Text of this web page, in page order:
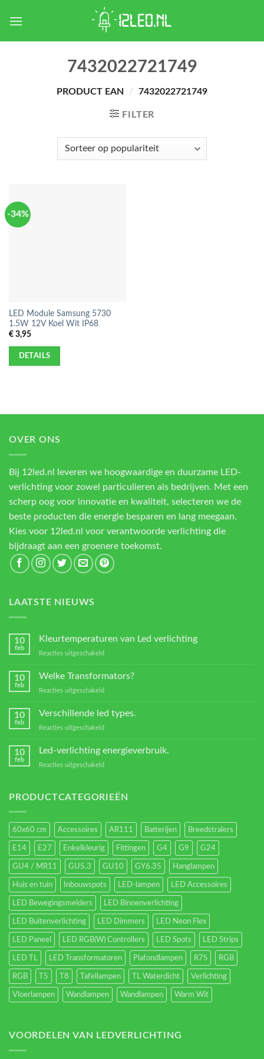
7432022721749
PRODUCT EAN / 7432022721749
FILTER
-34%
LED Module Samsung 5730
1.5W 12V Koel Wit IP68
€3,95
DETAILS
OVER ONS
Bij 12led.nl leveren we hoogwaardige en duurzame LED-
verlichting voor zowel particulieren als bedrijven. Met een
scherp oog voor innovatie en kwaliteit, selecteren we de
beste producten die energie besparen en lang meegaan.
Kies voor 12led.nl voor verantwoorde verlichting die
bijdraagt aan een groenere toekomst.
LAATSTE NIEUWS
10
feb
Kleurtemperaturen van Led verlichting
Reacties uitgeschakeld
verlichting
10
feb
Welke Transformators?
Reacties uitgeschakeld
Transformators?
10
feb
Verschillende led types.
Reacties uitgeschakeld
10
feb
Led-verlichting energieverbruik.
Reacties uitgeschakeld
energieverbruik.
PRODUCTCATEGORIEËN
60x60 cm Accessoires AR111 Batterijen Breedstralers
E14 E27 Enkelkleurig Fittingen G4 G9 G24
GU4 / MR11 GU5.3 GU10 GY6.35 Hanglampen
Huis en tuin Inbouwspots LED-lampen LED Accessoires
LED Bewegingsmelders LED Binnenverlichting
LED Buitenverlichting LED Dimmers LED Neon Flex
LED Paneel LED RGB(W) Controllers LED Spots LED Strips
LED TL LED Transformatoren Plafondlampen R7S RGB
RGB T5 T8 Tafellampen TL Waterdicht Verlichting
Vloerlampen Wandlampen Wandlampen Warm Wit
VOORDELEN VAN LEDVERLICHTING